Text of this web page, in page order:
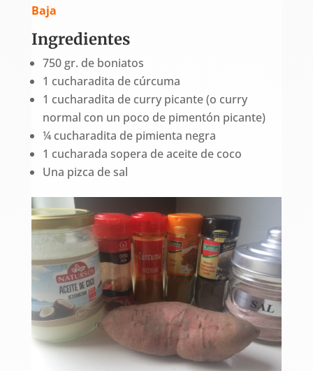
Baja
Ingredientes
750 gr. de boniatos
1 cucharadita de cúrcuma
1 cucharadita de curry picante (o curry
normal con un poco de pimentón picante)
¼ cucharadita de pimienta negra
1 cucharada sopera de aceite de coco
Una pizca de sal